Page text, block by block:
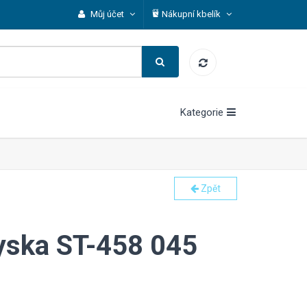
Můj účet Nákupní kbelík
Kategorie
Zpět
ST-458 045